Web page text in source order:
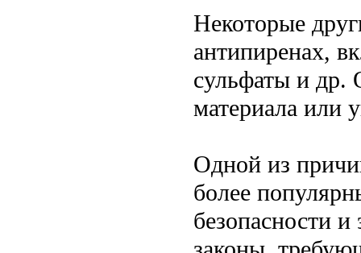
Некоторые
антипиренах,
сульфаты и др.
материала или
Одной из
более
безопасности